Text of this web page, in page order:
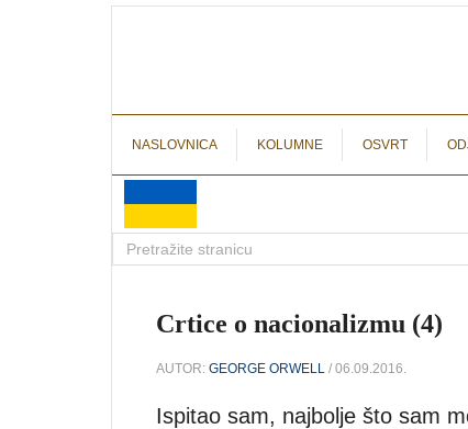
NASLOVNICA KOLUMNE OSVRT
Crtice o nacionalizmu (4)
AUTOR: GEORGE ORWELL / 06.09.2016.
Ispitao sam, najbolje što sam